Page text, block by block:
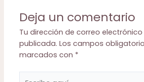
Deja un comentario
Tu dirección de correo
publicada. Los campos
marcados con *